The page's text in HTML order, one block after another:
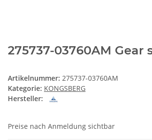
275737-03760AM Gear
Artikelnummer: 275737-03760AM
Kategorie: KONGSBERG
Hersteller:
Preise nach Anmeldung sichtbar